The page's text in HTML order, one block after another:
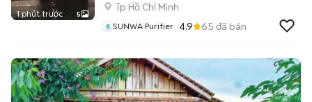
1 phút trước 5
Tp Hồ Chí Minh
SUNWA Purifier 4.9 65 đã bán